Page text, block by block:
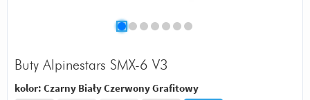
Buty Alpinestars SMX-6 V3
kolor: Czarny Biały Czerwony Grafitowy